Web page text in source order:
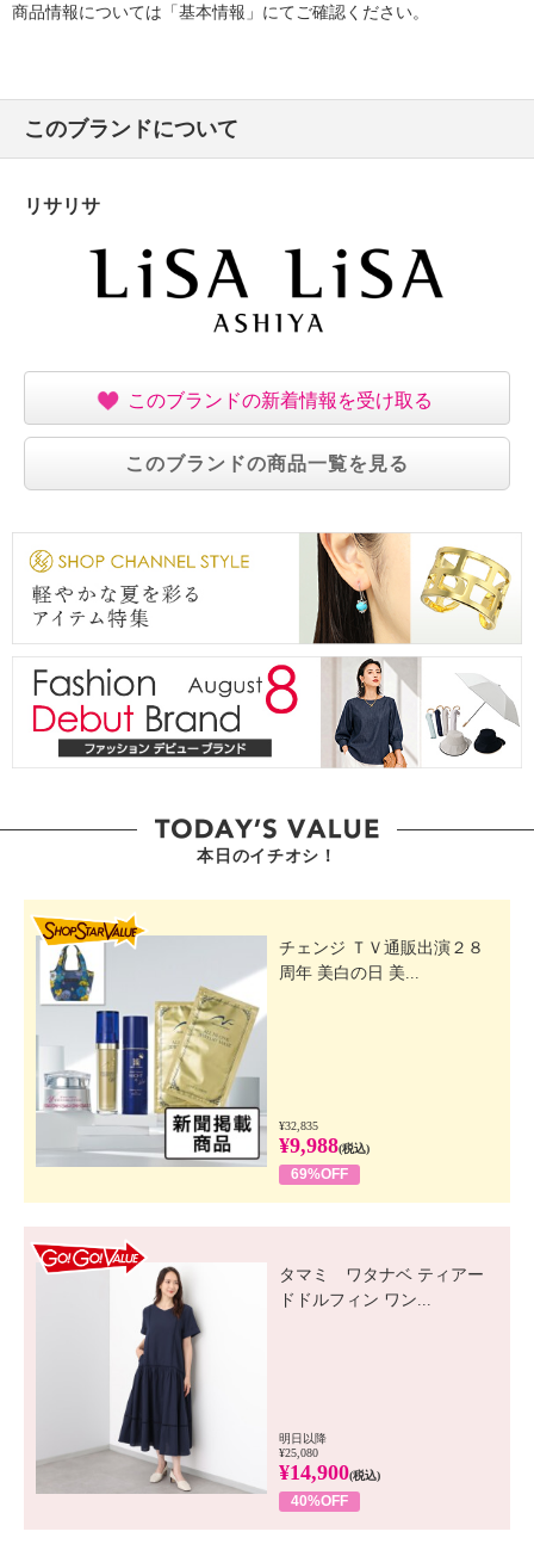
商品情報については「基本情報」にてご確認ください。
このブランドについて
リサリサ
このブランドの新着情報を受け取る
このブランドの商品一覧を見る
本日のイチオシ！
チェンジ ＴＶ通販出演２８
周年 美白の日 美...
¥32,835
¥9,988(税込)
69%OFF
タマミ ワタナベ ティアー
ドドルフィン ワン...
明日以降
¥25,080
¥14,900(税込)
40%OFF